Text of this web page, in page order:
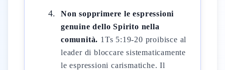
Non sopprimere le espressioni
genuine dello Spirito nella
comunità. 1Ts 5:19-20 proibisce al
leader di bloccare sistematicamente
le espressioni carismatiche. Il